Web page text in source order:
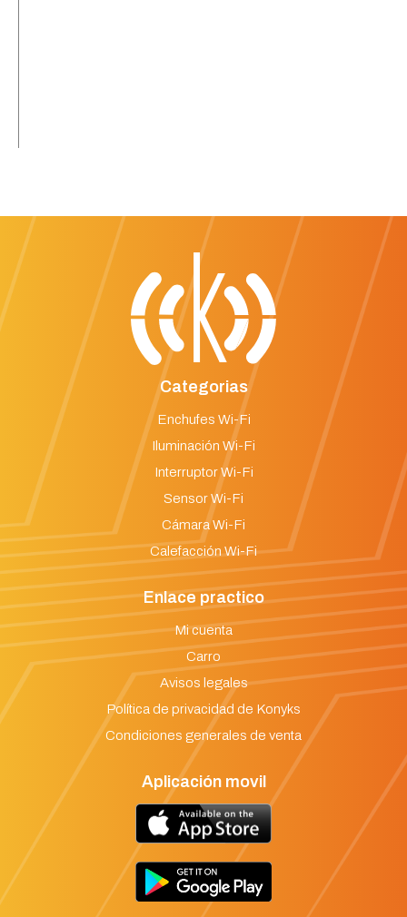
Categorias
Enchufes Wi-Fi
Iluminación Wi-Fi
Interruptor Wi-Fi
Sensor Wi-Fi
Cámara Wi-Fi
Calefacción Wi-Fi
Enlace practico
Mi cuenta
Carro
Avisos legales
Política de privacidad de Konyks
Condiciones generales de venta
Aplicación movil